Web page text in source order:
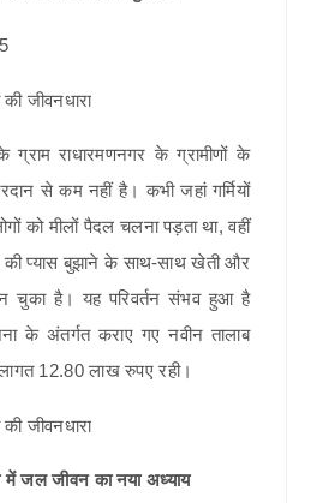
ग्राम राधारमणनगर के ग्रामीणों के
से कम नहीं है। कभी जहां गर्मियों
को मीलों पैदल चलना पड़ता था, वहीं
की प्यास बुझाने के साथ-साथ खेती और
चुका है। यह परिवर्तन संभव हुआ है
के अंतर्गत कराए गए नवीन तालाब
लागत 12.80 लाख रुपए रही।
जल जीवन का नया अध्याय